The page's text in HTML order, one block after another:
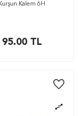
Kurşun Kalem 6H
95.00TL